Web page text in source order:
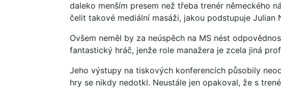
daleko menším presem než třeba trenér německého
čelit takové mediální masáži, jakou podstupuje Julian
Ovšem neměl by za neúspěch na MS nést
fantastický hráč, jenže role manažera je zcela jiná
Jeho výstupy na tiskových konferencích působily
hry se nikdy nedotkl. Neustále jen opakoval, že s